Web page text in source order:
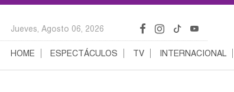
Jueves, Agosto 06, 2026
HOME ESPECTÁCULOS TV INTERNACIONAL